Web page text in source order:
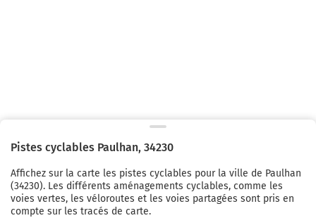
Pistes cyclables Paulhan, 34230
Affichez sur la carte les pistes cyclables pour la ville de Paulhan
(34230). Les différents aménagements cyclables, comme les
voies vertes, les véloroutes et les voies partagées sont pris en
compte sur les tracés de carte.